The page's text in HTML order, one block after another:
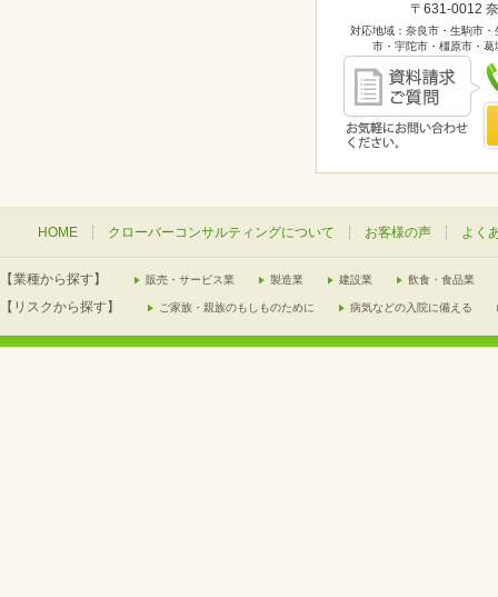
〒631-0012
対応地域：奈良市・生駒市
市・宇陀市・橿原市・
HOME クローバーコンサルティングについて お客様の声 よく
【業種から探す】 販売・サービス業 製造業 建設業 飲食・食品業
【リスクから探す】 ご家族・親族のもしものために 病気などの入院に備える